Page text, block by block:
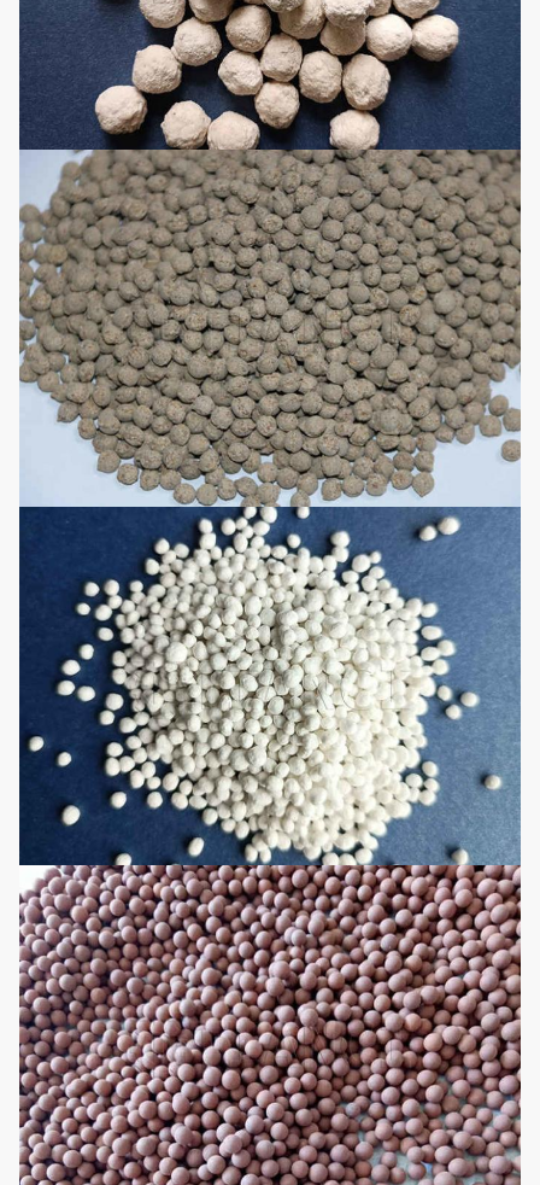
تكاليف التشغيل.ويمكن أيضا أن تستخدم
في العديد من الأسمدة البكتيرية متعددة
الوظائف.